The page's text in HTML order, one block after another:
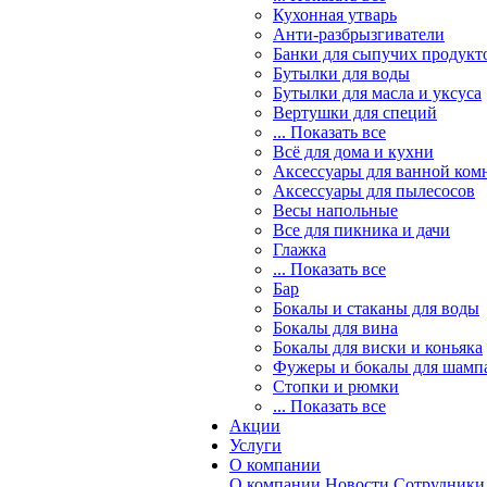
Кухонная утварь
Анти-разбрызгиватели
Банки для сыпучих
Бутылки для воды
Бутылки для масла и уксуса
Вертушки для специй
... Показать все
Всё для дома и кухни
Аксессуары для ванной
Аксессуары для пылесосов
Весы напольные
Все для пикника и дачи
Глажка
... Показать все
Бар
Бокалы и стаканы для воды
Бокалы для вина
Бокалы для виски и коньяка
Фужеры и бокалы для
Стопки и рюмки
... Показать все
Акции
Услуги
О компании